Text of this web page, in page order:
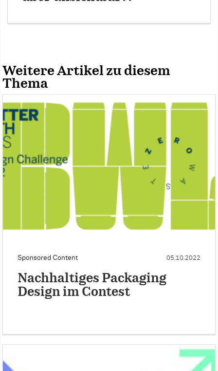
Weitere Artikel zu diesem
Thema
Sponsored Content 05.10.2022
Nachhaltiges Packaging
Design im Contest